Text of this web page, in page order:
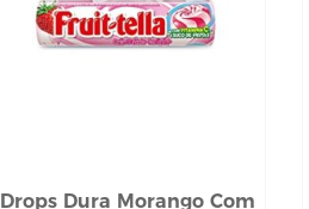
Drops Dura Morango Com